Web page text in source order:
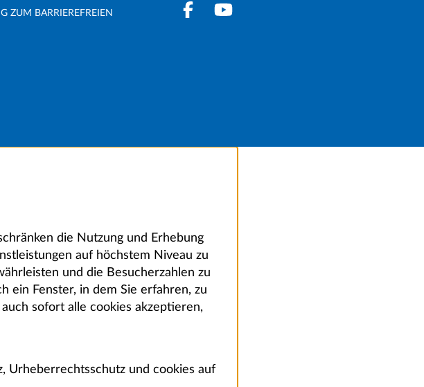
ZUM BARRIEREFREIEN
die Nutzung und Erhebung
auf höchstem Niveau zu
und die Besucherzahlen zu
ein Fenster, in dem Sie erfahren, zu
sofort alle cookies akzeptieren,
Urheberrechtsschutz und cookies auf